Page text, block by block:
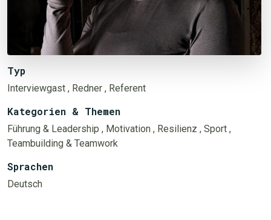
Typ
Interviewgast , Redner , Referent
Kategorien & Themen
Führung & Leadership , Motivation , Resilienz , Sport ,
Teambuilding & Teamwork
Sprachen
Deutsch